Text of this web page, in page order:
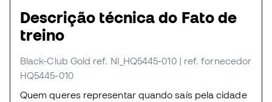
Descrição técnica do Fato de
treino
Black-Club Gold ref. NI_HQ5445-010 | ref. fornecedor
HQ5445-010
Quem queres representar quando saís pela cidade